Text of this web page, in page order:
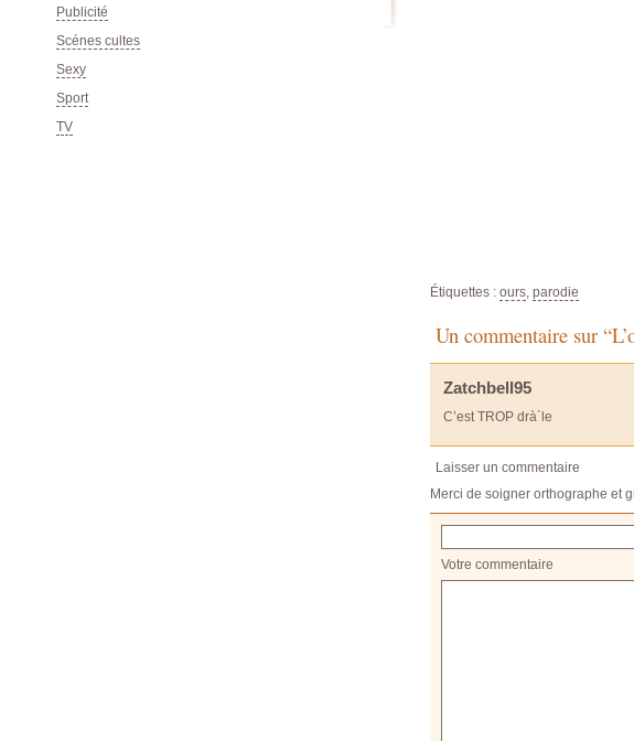
Étiquettes : ours, parodie
Un commentaire sur
Zatchbell95
C’est TROP drà´le
Laisser un commentaire
Merci de soigner orthographe et
Votre commentaire
Publicité
Scénes cultes
Sexy
Sport
TV